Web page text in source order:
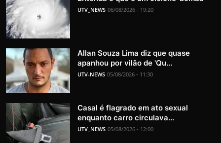
UTV_NEWS 06/08/2026 - 19:20
Allan Souza Lima diz que quase
apanhou por vilão de 'Qu...
UTV-NEWS 05/08/2026 - 11:30
Casal é flagrado em ato sexual
enquanto carro circulava...
UTV_NEWS 05/08/2026 - 12:00